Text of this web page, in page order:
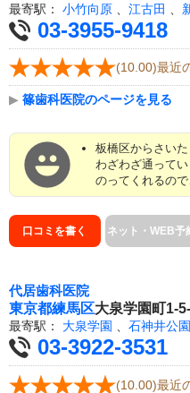
最寄駅： 小竹向原 江古田
03-3955-9418
(10.00)最近
▶ 篠歯科医院のページを見る
板橋区からさい
わざわざ通って
のってくれるの
口コミを書く ネット・WEB予
代居歯科医院
東京都練馬区大泉学園町1-
最寄駅： 大泉学園 、 石神井公園
03-3922-3531
(10.00)最近